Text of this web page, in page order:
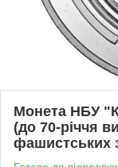
Монета НБУ
(до 70-річчя
фашистських